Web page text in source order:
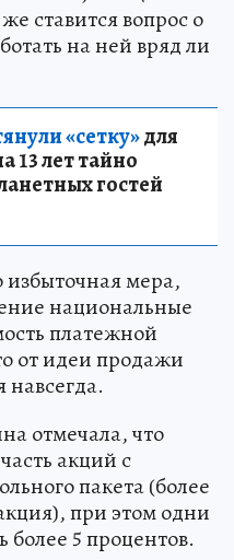
ставится вопрос о
на ней вряд ли
«сетку»для
13 лет тайно
гостей
мера,
национальные
платежной
от идеи продажи
навсегда.
отмечала, что
акций с
пакета (более
при этом одни
5 процентов.